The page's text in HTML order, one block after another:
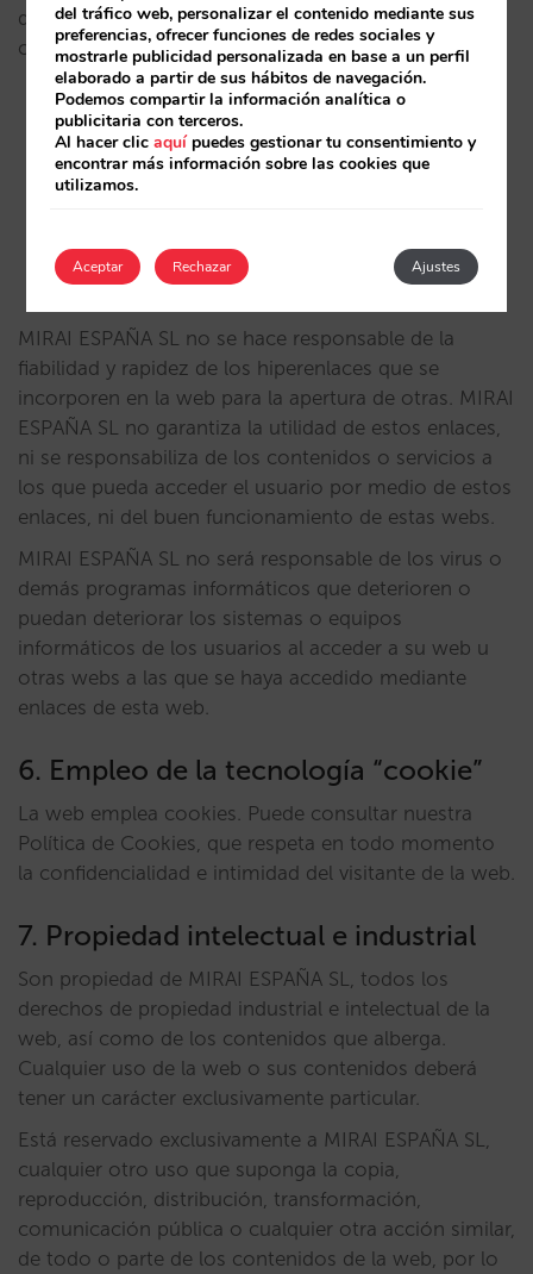
documentos almacenados en el mismo, como
consecuencia de:
la presencia de un virus en el ordenador del
usuario que sea utilizado para la conexión a los
servicios y contenidos de la web.
y/o del uso de versiones no actualizadas del
mismo.
MIRAI ESPAÑA SL no se hace responsable de la
fiabilidad y rapidez de los hiperenlaces que se
incorporen en la web para la apertura de otras. MIRAI
ESPAÑA SL no garantiza la utilidad de estos enlaces,
ni se responsabiliza de los contenidos o servicios a
los que pueda acceder el usuario por medio de estos
enlaces, ni del buen funcionamiento de estas webs.
MIRAI ESPAÑA SL no será responsable de los virus o
demás programas informáticos que deterioren o
puedan deteriorar los sistemas o equipos
informáticos de los usuarios al acceder a su web u
otras webs a las que se haya accedido mediante
enlaces de esta web.
6. Empleo de la tecnología “cookie”
La web emplea cookies. Puede consultar nuestra
Política de Cookies, que respeta en todo momento
la confidencialidad e intimidad del visitante de la web.
7. Propiedad intelectual e industrial
Son propiedad de MIRAI ESPAÑA SL, todos los
derechos de propiedad industrial e intelectual de la
web, así como de los contenidos que alberga.
Cualquier uso de la web o sus contenidos deberá
tener un carácter exclusivamente particular.
Está reservado exclusivamente a MIRAI ESPAÑA SL,
cualquier otro uso que suponga la copia,
reproducción, distribución, transformación,
comunicación pública o cualquier otra acción similar,
de todo o parte de los contenidos de la web, por lo
del tráfico web, personalizar el contenido mediante sus
preferencias, ofrecer funciones de redes sociales y
mostrarle publicidad personalizada en base a un perfil
elaborado a partir de sus hábitos de navegación.
Podemos compartir la información analítica o
publicitaria con terceros.
Al hacer clicaquípuedes gestionar tu consentimiento y
encontrar más información sobre las cookies que
utilizamos.
Aceptar Ajustes
Rechazar